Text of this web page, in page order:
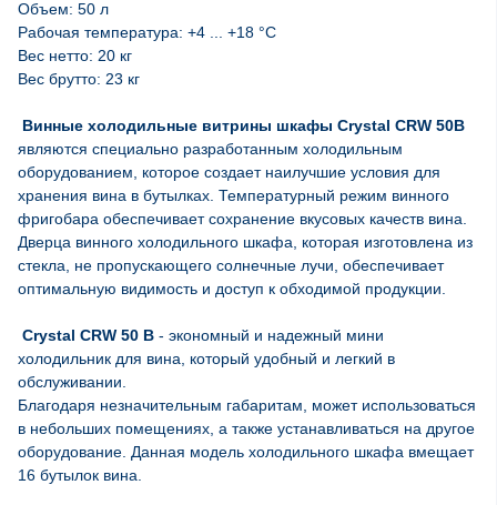
Объем: 50 л
Рабочая температура: +4 ... +18 °С
Вес нетто: 20 кг
Вес брутто: 23 кг
Винные холодильные витрины шкафы Crystal CRW 50B
являются специально разработанным холодильным
оборудованием, которое создает наилучшие условия для
хранения вина в бутылках. Температурный режим винного
фригобара обеспечивает сохранение вкусовых качеств вина.
Дверца винного холодильного шкафа, которая изготовлена ​​из
стекла, не пропускающего солнечные лучи, обеспечивает
оптимальную видимость и доступ к обходимой продукции.
Crystal CRW 50 B - экономный и надежный мини
холодильник для вина, который удобный и легкий в
обслуживании.
Благодаря незначительным габаритам, может использоваться
в небольших помещениях, а также устанавливаться на другое
оборудование. Данная модель холодильного шкафа вмещает
16 бутылок вина.